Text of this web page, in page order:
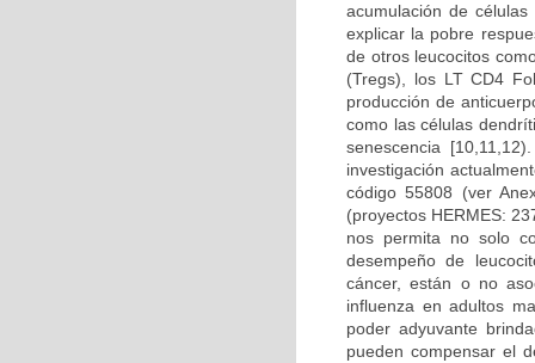
acumulación de
explicar la pobre
de otros leucocitos
(Tregs), los LT CD4
producción de
como las células
senescencia
investigación
código 55808 (ver
(proyectos HERMES:
nos permita no solo
desempeño de
cáncer, están o no
influenza en adultos
poder adyuvante
pueden compensar el